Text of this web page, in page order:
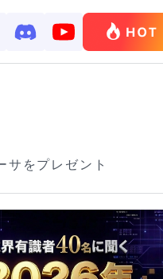
をプレゼント